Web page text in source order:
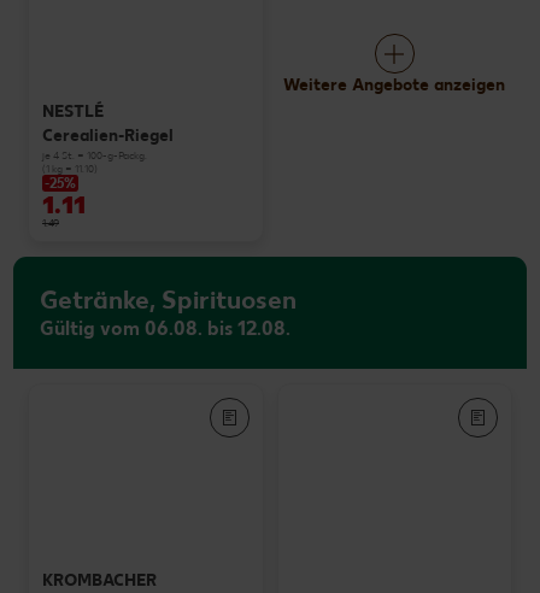
NESTLÉ
Cerealien-Riegel
je 4 St. = 100-g-Packg.
(1 kg = 11.10)
-25%
1.11
1.49
Weitere Angebote anzeigen
Getränke, Spirituosen
Gültig vom 06.08. bis 12.08.
KROMBACHER